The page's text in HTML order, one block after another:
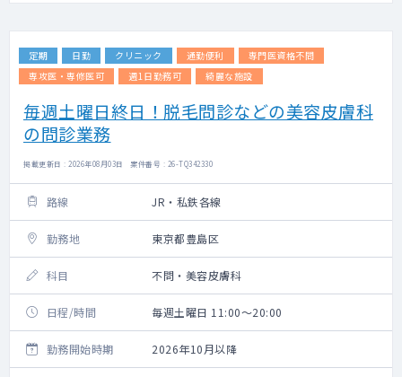
定期 日勤 クリニック 通勤便利
専門医資格不問
専攻医・専修医可
週1日勤務可 綺麗な施設
毎週土曜日終日！脱毛問診などの美容皮膚科
の問診業務
掲載更新日 : 2026年08月03日 案件番号 : 26-TQ342330
路線 JR・私鉄各線
勤務地 東京都豊島区
科目 不問・美容皮膚科
日程/時間 毎週土曜日 11:00～20:00
勤務開始時期 2026年10月以降